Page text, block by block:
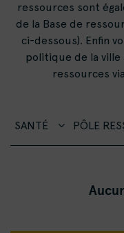
ressources sont
de la Base de
ci-dessous). Enfin
politique de la
ressources
SANTÉ PÔLE